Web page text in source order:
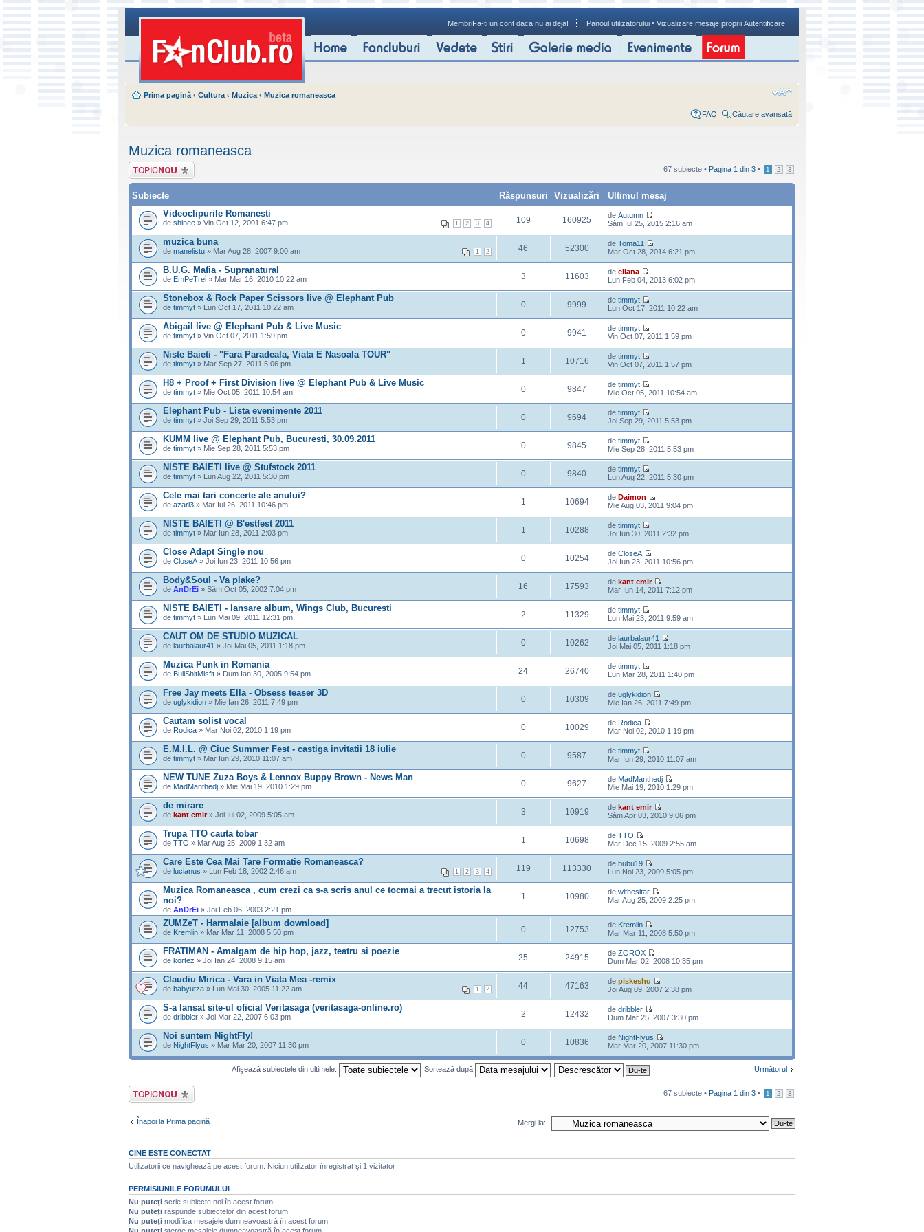
MembriFa-ti un cont daca nu ai deja! Panoul utilizatorului • Vizualizare mesaje proprii Autentificare
Prima pagină ‹ Cultura ‹ Muzica ‹ Muzica romaneasca
FAQ Căutare avansată
Muzica romaneasca
Scrie un subiect
nou
67 subiecte • Pagina 1 din 3 • 1 2 3
Subiecte Răspunsuri Vizualizări
Ultimul mesaj
Videoclipurile Romanesti
1 2 3 4
de shinee » Vin Oct 12, 2001 6:47 pm 109 160925 de Autumn
Sâm Iul 25, 2015 2:16 am
muzica buna
1 2
de manelistu » Mar Aug 28, 2007 9:00 am 46 52300 de Toma11
Mar Oct 28, 2014 6:21 pm
B.U.G. Mafia - Supranatural
de EmPeTrei » Mar Mar 16, 2010 10:22 am 3 11603 de eliana
Lun Feb 04, 2013 6:02 pm
Stonebox & Rock Paper Scissors live @ Elephant Pub
de timmyt » Lun Oct 17, 2011 10:22 am 0 9999 de timmyt
Lun Oct 17, 2011 10:22 am
Abigail live @ Elephant Pub & Live Music
de timmyt » Vin Oct 07, 2011 1:59 pm 0 9941 de timmyt
Vin Oct 07, 2011 1:59 pm
Niste Baieti - "Fara Paradeala, Viata E Nasoala TOUR"
de timmyt » Mar Sep 27, 2011 5:06 pm 1 10716 de timmyt
Vin Oct 07, 2011 1:57 pm
H8 + Proof + First Division live @ Elephant Pub & Live Music
de timmyt » Mie Oct 05, 2011 10:54 am 0 9847 de timmyt
Mie Oct 05, 2011 10:54 am
Elephant Pub - Lista evenimente 2011
de timmyt » Joi Sep 29, 2011 5:53 pm 0 9694 de timmyt
Joi Sep 29, 2011 5:53 pm
KUMM live @ Elephant Pub, Bucuresti, 30.09.2011
de timmyt » Mie Sep 28, 2011 5:53 pm 0 9845 de timmyt
Mie Sep 28, 2011 5:53 pm
NISTE BAIETI live @ Stufstock 2011
de timmyt » Lun Aug 22, 2011 5:30 pm 0 9840 de timmyt
Lun Aug 22, 2011 5:30 pm
Cele mai tari concerte ale anului?
de azari3 » Mar Iul 26, 2011 10:46 pm 1 10694 de Daimon
Mie Aug 03, 2011 9:04 pm
NISTE BAIETI @ B'estfest 2011
de timmyt » Mar Iun 28, 2011 2:03 pm 1 10288 de timmyt
Joi Iun 30, 2011 2:32 pm
Close Adapt Single nou
de CloseA » Joi Iun 23, 2011 10:56 pm 0 10254 de CloseA
Joi Iun 23, 2011 10:56 pm
Body&Soul - Va plake?
de AnDrEi » Sâm Oct 05, 2002 7:04 pm 16 17593 de kant emir
Mar Iun 14, 2011 7:12 pm
NISTE BAIETI - lansare album, Wings Club, Bucuresti
de timmyt » Lun Mai 09, 2011 12:31 pm 2 11329 de timmyt
Lun Mai 23, 2011 9:59 am
CAUT OM DE STUDIO MUZICAL
de laurbalaur41 » Joi Mai 05, 2011 1:18 pm 0 10262 de laurbalaur41
Joi Mai 05, 2011 1:18 pm
Muzica Punk in Romania
de BullShitMisfit » Dum Ian 30, 2005 9:54 pm 24 26740 de timmyt
Lun Mar 28, 2011 1:40 pm
Free Jay meets Ella - Obsess teaser 3D
de uglykidion » Mie Ian 26, 2011 7:49 pm 0 10309 de uglykidion
Mie Ian 26, 2011 7:49 pm
Cautam solist vocal
de Rodica » Mar Noi 02, 2010 1:19 pm 0 10029 de Rodica
Mar Noi 02, 2010 1:19 pm
E.M.I.L. @ Ciuc Summer Fest - castiga invitatii 18 iulie
de timmyt » Mar Iun 29, 2010 11:07 am 0 9587 de timmyt
Mar Iun 29, 2010 11:07 am
NEW TUNE Zuza Boys & Lennox Buppy Brown - News Man
de MadManthedj » Mie Mai 19, 2010 1:29 pm 0 9627 de MadManthedj
Mie Mai 19, 2010 1:29 pm
de mirare
de kant emir» Joi Iul 02, 2009 5:05 am 3 10919 de kant emir
Sâm Apr 03, 2010 9:06 pm
Trupa TTO cauta tobar
de TTO » Mar Aug 25, 2009 1:32 am 1 10698 de TTO
Mar Dec 15, 2009 2:55 am
Care Este Cea Mai Tare Formatie Romaneasca?
1 2 3 4
de lucianus » Lun Feb 18, 2002 2:46 am 119 113330 de bubu19
Lun Noi 23, 2009 5:05 pm
Muzica Romaneasca , cum crezi ca s-a scris anul ce tocmai a trecut istoria la
noi?
de AnDrEi » Joi Feb 06, 2003 2:21 pm
1 10980 de withesitar
Mar Aug 25, 2009 2:25 pm
ZUMZeT - Harmalaie [album download]
de Kremlin » Mar Mar 11, 2008 5:50 pm 0 12753 de Kremlin
Mar Mar 11, 2008 5:50 pm
FRATIMAN - Amalgam de hip hop, jazz, teatru si poezie
de kortez » Joi Ian 24, 2008 9:15 am 25 24915 de ZOROX
Dum Mar 02, 2008 10:35 pm
Claudiu Mirica - Vara in Viata Mea -remix
1 2
de babyutza » Lun Mai 30, 2005 11:22 am 44 47163 de piskeshu
Joi Aug 09, 2007 2:38 pm
S-a lansat site-ul oficial Veritasaga (veritasaga-online.ro)
de dribbler » Joi Mar 22, 2007 6:03 pm 2 12432 de dribbler
Dum Mar 25, 2007 3:30 pm
Noi suntem NightFly!
de NightFlyus » Mar Mar 20, 2007 11:30 pm 0 10836 de NightFlyus
Mar Mar 20, 2007 11:30 pm
Următorul
Afişează subiectele din ultimele: Sortează după
Scrie un subiect
nou
67 subiecte • Pagina 1 din 3 • 1 2 3
Înapoi la Prima pagină Mergi la:
CINE ESTE CONECTAT
Utilizatorii ce navighează pe acest forum: Niciun utilizator înregistrat şi 1 vizitator
PERMISIUNILE FORUMULUI
Nu puteţi scrie subiecte noi în acest forum
Nu puteţi răspunde subiectelor din acest forum
Nu puteţi modifica mesajele dumneavoastră în acest forum